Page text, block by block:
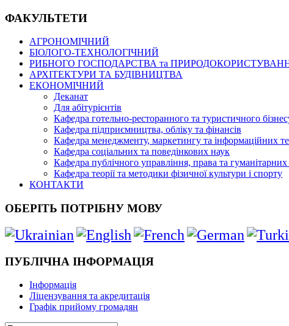
ФАКУЛЬТЕТИ
АГРОНОМІЧНИЙ
БІОЛОГО-ТЕХНОЛОГІЧНИЙ
РИБНОГО ГОСПОДАРСТВА та
АРХІТЕКТУРИ ТА БУДІВНИЦТВА
ЕКОНОМІЧНИЙ
Деканат
Для абітурієнтів
Кафедра готельно-ресторанного та туристичного
Кафедра підприємництва, обліку та фінансів
Кафедра менеджменту, маркетингу та інформаційних
Кафедра соціальних та поведінкових наук
Кафедра публічного управління, права та
Кафедра теорії та методики фізичної культури і спорту
КОНТАКТИ
ОБЕРІТЬ ПОТРІБНУ МОВУ
ПУБЛІЧНА ІНФОРМАЦІЯ
Інформація
Ліцензування та акредитація
Графік прийому громадян